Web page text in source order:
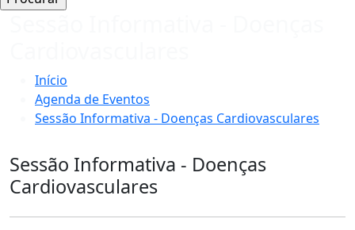
Início
Agenda de Eventos
Sessão Informativa - Doenças Cardiovasculares
Sessão Informativa - Doenças
Cardiovasculares